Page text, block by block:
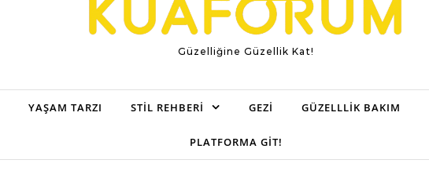
Güzelliğine Güzellik Kat!
YAŞAM TARZI STIL REHBERI GEZI GÜZELLLIK BAKIM
PLATFORMA GIT!